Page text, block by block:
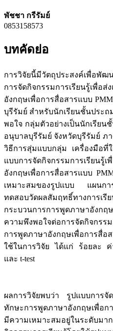
พัชชา กรีรัมย์
0853158573
บทคัดย่อ
การวิจัยนี้มีวัตถุประสงค์เพื่อพัฒ
การจัดกิจกรรมการเรียนรู้เพื่อส่
อังกฤษเพื่อการสื่อสารแบบ
บุรีรัมย์ สำหรับนักเรียนชั้นประ
พอใจ กลุ่มตัวอย่างเป็นนักเรียน
อนุบาลบุรีรัมย์ จังหวัดบุรีรัมย์ ภ
วิธีการสุ่มแบบกลุ่ม เครื่องมือที่
แบบการจัดกิจกรรมการเรียนรู้
อังกฤษเพื่อการสื่อสารแบบ
เหมาะสมของรูปแบบ แผนก
ทดสอบวัดผลสัมฤทธิ์ทางการ
กระบวนการการพูดภาษาอังก
ความพึงพอใจต่อการจัดกิจกรรม
การพูดภาษาอังกฤษเพื่อการสื่อ
ใช้ในการวิจัย ได้แก่ ร้อยละ ค่
และ t-test
ผลการวิจัยพบว่า รูปแบบการจัด
ทักษะการพูดภาษาอังกฤษเพื่อก
มีความเหมาะสมอยู่ในระดั